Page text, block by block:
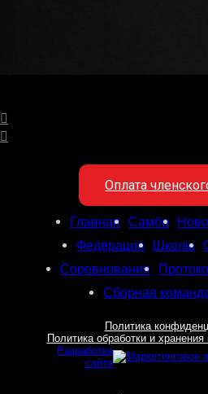
Оплата
Главная Самбо
Федерация
Школы
Соревнования
Сборная
Политика
Политика обработки и
Разработка
сайта